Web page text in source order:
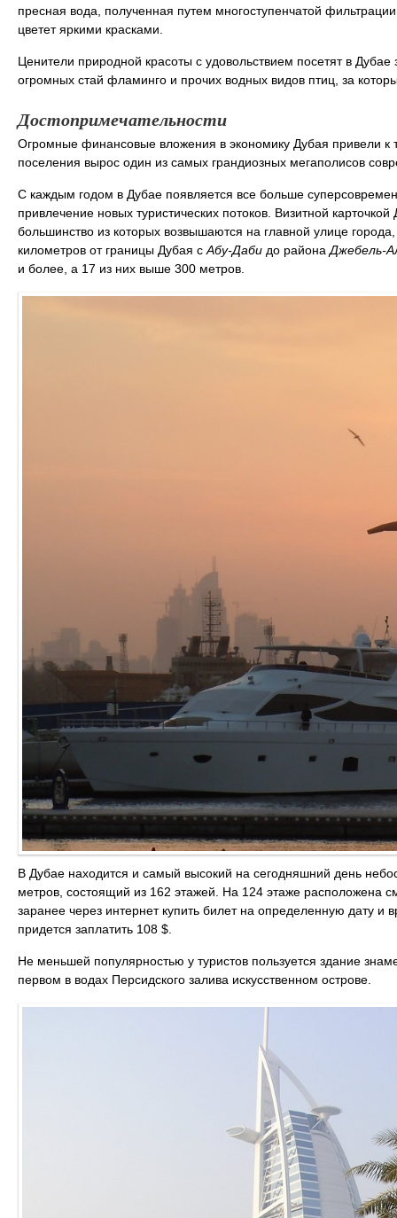
пресная вода, полученная путем многоступенчатой
цветет яркими красками.
Ценители природной красоты с удовольствием посетят в Дубае
огромных стай фламинго и прочих водных видов птиц, за
Достопримечательности
Огромные финансовые вложения в экономику Дубая привели к
поселения вырос один из самых грандиозных мегаполисов
С каждым годом в Дубае появляется все больше
привлечение новых туристических потоков. Визитной
большинство из которых возвышаются на главной улице
километров от границы Дубая с Абу-Даби до района Джебель-
и более, а 17 из них выше 300 метров.
В Дубае находится и самый высокий на сегодняшний день
метров, состоящий из 162 этажей. На 124 этаже расположена
заранее через интернет купить билет на определенную дату
придется заплатить 108 $.
Не меньшей популярностью у туристов пользуется здание
первом в водах Персидского залива искусственном острове.